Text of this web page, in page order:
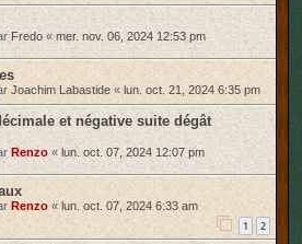
Fredo « mer. nov. 06, 2024 12:53 pm
Joachim Labastide « lun. oct. 21, 2024 6:35 pm
et négative suite dégât
Renzo« lun. oct. 07, 2024 12:07 pm
Renzo « lun. oct. 07, 2024 6:33 am
1 2